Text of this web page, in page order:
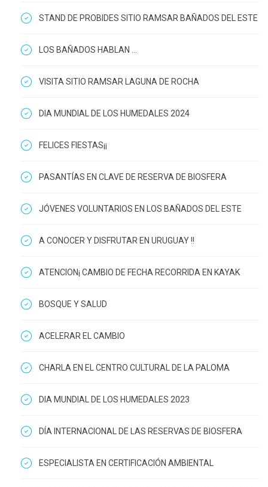
STAND DE PROBIDES SITIO RAMSAR BAÑADOS DEL ESTE
LOS BAÑADOS HABLAN ...
VISITA SITIO RAMSAR LAGUNA DE ROCHA
DIA MUNDIAL DE LOS HUMEDALES 2024
FELICES FIESTAS¡¡
PASANTÍAS EN CLAVE DE RESERVA DE BIOSFERA
JÓVENES VOLUNTARIOS EN LOS BAÑADOS DEL ESTE
A CONOCER Y DISFRUTAR EN URUGUAY !!
ATENCION¡ CAMBIO DE FECHA RECORRIDA EN KAYAK
BOSQUE Y SALUD
ACELERAR EL CAMBIO
CHARLA EN EL CENTRO CULTURAL DE LA PALOMA
DIA MUNDIAL DE LOS HUMEDALES 2023
DÍA INTERNACIONAL DE LAS RESERVAS DE BIOSFERA
ESPECIALISTA EN CERTIFICACIÓN AMBIENTAL